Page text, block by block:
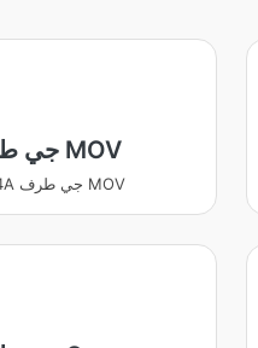
M4A جي طرف MOV
تبديل ڪريو M4A جي طرف MOV